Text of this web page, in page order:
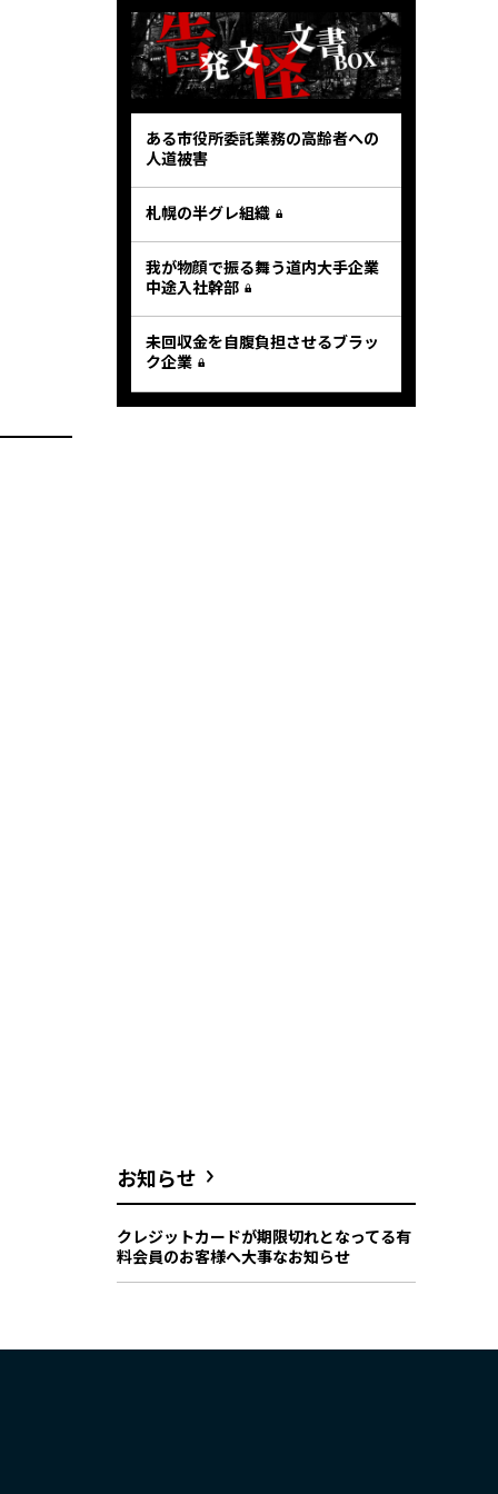
ある市役所委託業務の高齢者への
人道被害
札幌の半グレ組織
我が物顔で振る舞う道内大手企業
中途入社幹部
未回収金を自腹負担させるブラッ
ク企業
お知らせ
クレジットカードが期限切れとなってる有
料会員のお客様へ大事なお知らせ